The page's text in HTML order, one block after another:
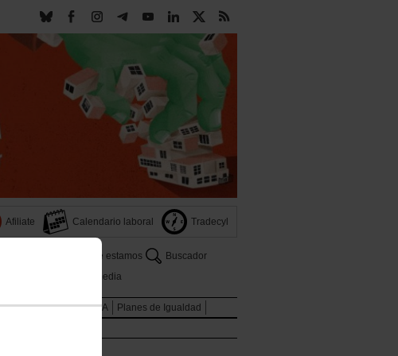
Afiliate Calendario laboral Tradecyl
Dónde estamos
Buscador
Multimedia
Migraciones LGTBIQA
Planes de Igualdad